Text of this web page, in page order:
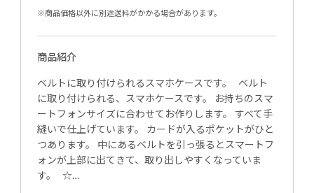
※商品価格以外に別途送料がかかる場合があります。
商品紹介
ベルトに取り付けられるスマホケースです。 ベルト
に取り付けられる、スマホケースです。 お持ちのスマ
ートフォンサイズに合わせてお作りします。 すべて手
縫いで仕上げています。 カードが入るポケットがひと
つあります。 中にあるベルトを引っ張るとスマートフ
ォンが上部に出てきて、取り出しやすくなっていま
す。 ☆…